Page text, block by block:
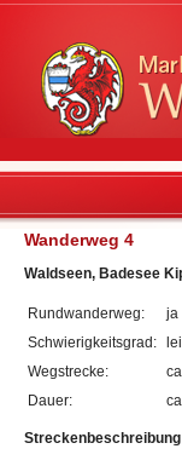
Wanderweg 4
Waldseen, Badesee
Rundwanderweg:
ja
Schwierigkeitsgrad:
Wegstrecke:
Dauer:
Streckenbeschreibung